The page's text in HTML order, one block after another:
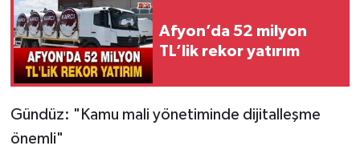
Afyon’da 52 milyon
TL’lik rekor yatırım
Gündüz: "Kamu mali yönetiminde dijitalleşme
önemli"